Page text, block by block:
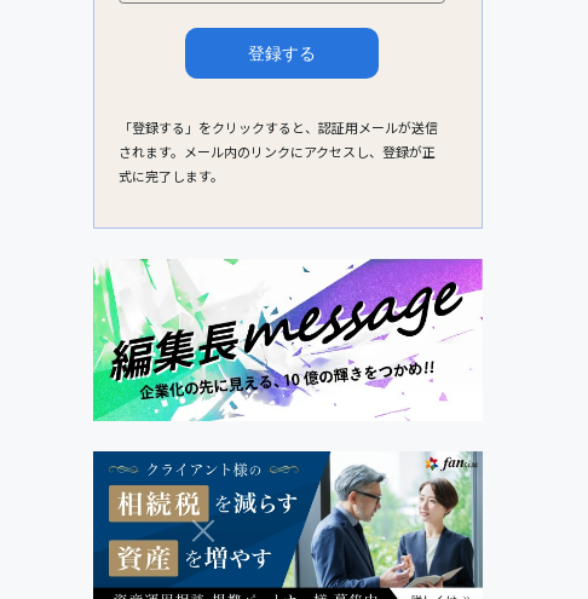
「登録する」をクリックすると、認証用メールが送信
されます。メール内のリンクにアクセスし、登録が正
式に完了します。